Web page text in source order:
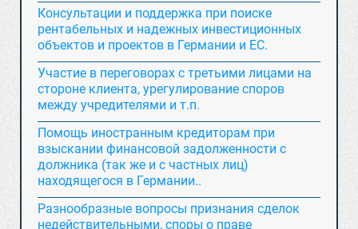
Консультации и поддержка при поиске
рентабельных и надежных инвестиционных
объектов и проектов в Германии и ЕС.
Участие в переговорах с третьими лицами на
стороне клиента, урегулирование споров
между учредителями и т.п.
Помощь иностранным кредиторам при
взыскании финансовой задолженности с
должника (так же и с частных лиц)
находящегося в Германии..
Разнообразные вопросы признания сделок
недействительными, споры о праве